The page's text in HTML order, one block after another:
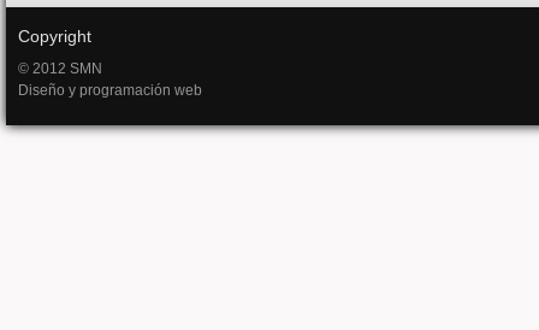
Copyright
© 2012 SMN
Diseño y programación web